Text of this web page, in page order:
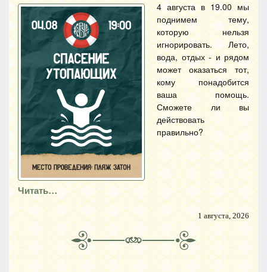
4 августа в 19.00 мы
поднимем тему,
которую нельзя
игнорировать. Лето,
вода, отдых - и рядом
может оказаться тот,
кому понадобится
ваша помощь.
Сможете ли вы
действовать
правильно?
Читать…
1 августа, 2026